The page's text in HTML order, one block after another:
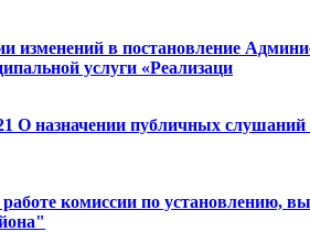
изменений в постановление
услуги «Реализаци
О назначении публичных
комиссии по установлению,